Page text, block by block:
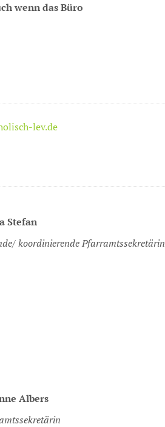
wenn das Büro
lev.de
Stefan
koordinierende Pfarramtssekretärin
Albers